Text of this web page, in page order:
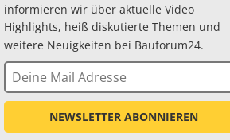
informieren wir über aktuelle Video
Highlights, heiß diskutierte Themen und
weitere Neuigkeiten bei Bauforum24.
NEWSLETTER ABONNIEREN